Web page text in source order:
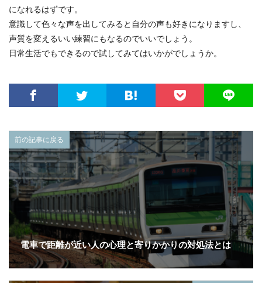
になれるはずです。
意識して色々な声を出してみると自分の声も好きになりますし、
声質を変えるいい練習にもなるのでいいでしょう。
日常生活でもできるので試してみてはいかがでしょうか。
前の記事に戻る
電車で距離が近い人の心理と寄りかかりの対処法とは